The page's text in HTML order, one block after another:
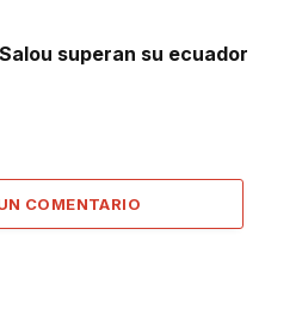
superan su ecuador
COMENTARIO